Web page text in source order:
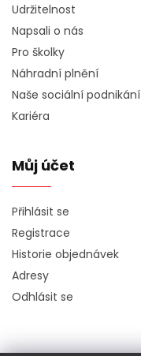
Udržitelnost
Napsali o nás
Pro školky
Náhradní plnění
Naše sociální podnikání
Kariéra
Můj účet
Přihlásit se
Registrace
Historie objednávek
Adresy
Odhlásit se